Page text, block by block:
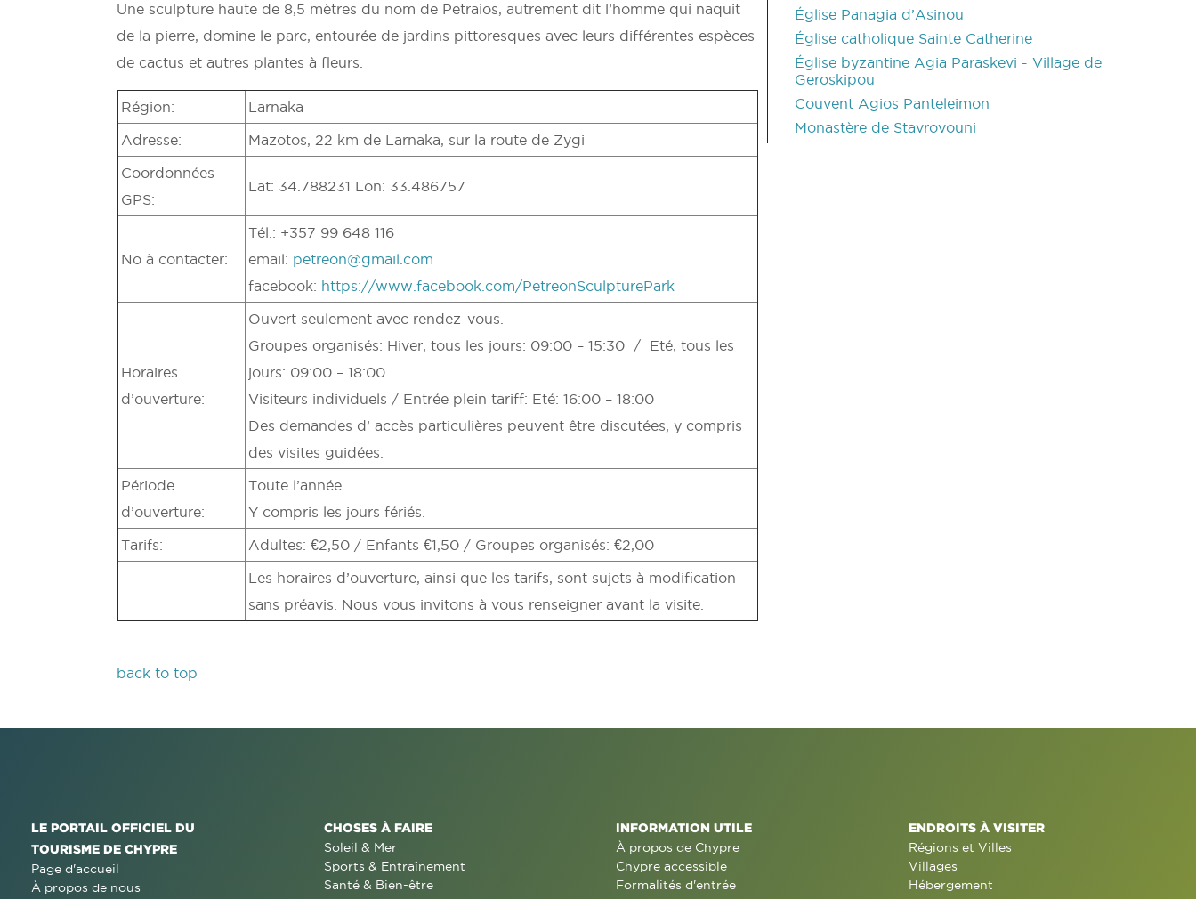
Une sculpture haute de 8,5 mètres du nom de Petraios, autrement dit l’homme qui naquit
de la pierre, domine le parc, entourée de jardins pittoresques avec leurs différentes espèces
de cactus et autres plantes à fleurs.
Région: Larnaka
Adresse: Mazotos, 22 km de Larnaka, sur la route de Zygi
Coordonnées
GPS:
Lat: 34.788231 Lon: 33.486757
No à contacter:
Tél.: +357 99 648 116
email: petreon@gmail.com
facebook: https://www.facebook.com/PetreonSculpturePark
Horaires
d’ouverture:
Ouvert seulement avec rendez-vous.
Groupes organisés: Hiver, tous les jours: 09:00 – 15:30 / Eté, tous les
jours: 09:00 – 18:00
Visiteurs individuels / Entrée plein tariff: Eté: 16:00 – 18:00
Des demandes d’ accès particulières peuvent être discutées, y compris
des visites guidées.
Période
d’ouverture:
Toute l’année.
Y compris les jours fériés.
Tarifs: Adultes: €2,50 / Enfants €1,50 / Groupes organisés: €2,00
Les horaires d’ouverture, ainsi que les tarifs, sont sujets à modification
sans préavis. Nous vous invitons à vous renseigner avant la visite.
back to top
Église Panagia d’Asinou
Église catholique Sainte Catherine
Église byzantine Agia Paraskevi - Village de
Geroskipou
Couvent Agios Panteleimon
Monastère de Stavrovouni
LE PORTAIL OFFICIEL DU
TOURISME DE CHYPRE
Page d'accueil
À propos de nous
CHOSES À FAIRE
Soleil & Mer
Sports & Entraînement
Santé & Bien-être
INFORMATION UTILE
À propos de Chypre
Chypre accessible
Formalités d'entrée
ENDROITS À VISITER
Régions et Villes
Villages
Hébergement